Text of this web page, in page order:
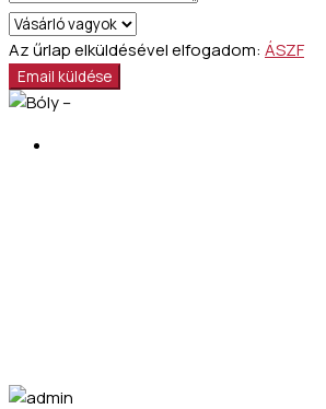
Az űrlap elküldésével elfogadom: ÁSZF
Email küldése